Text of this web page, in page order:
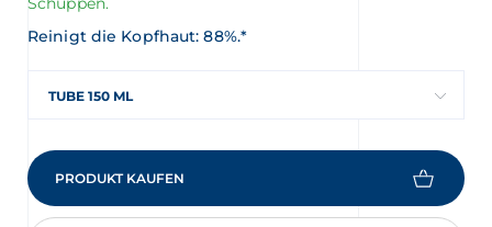
Reinigt die Kopfhaut: 88%.*
TUBE 150 ML
PRODUKT KAUFEN